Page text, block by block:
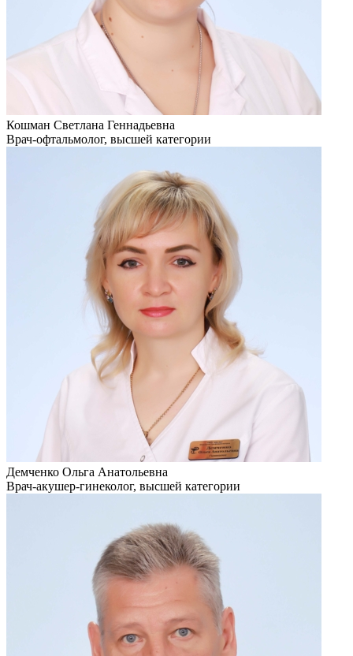
Кошман Светлана Геннадьевна
Врач-офтальмолог, высшей категории
Демченко Ольга Анатольевна
Врач-акушер-гинеколог, высшей категории